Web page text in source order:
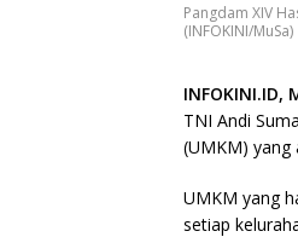
Pangdam XIV
(INFOKINI/MuSa)
INFOKINI.ID,
TNI Andi
(UMKM) yang
UMKM yang
setiap